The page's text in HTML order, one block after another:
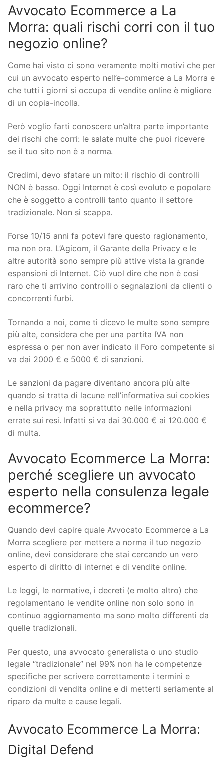
Avvocato Ecommerce a La
Morra: quali rischi corri con il tuo
negozio online?
Come hai visto ci sono veramente molti motivi che per
cui un avvocato esperto nell’e-commerce a La Morra e
che tutti i giorni si occupa di vendite online è migliore
di un copia-incolla.
Però voglio farti conoscere un’altra parte importante
dei rischi che corri: le salate multe che puoi ricevere
se il tuo sito non è a norma.
Credimi, devo sfatare un mito: il rischio di controlli
NON è basso. Oggi Internet è così evoluto e popolare
che è soggetto a controlli tanto quanto il settore
tradizionale. Non si scappa.
Forse 10/15 anni fa potevi fare questo ragionamento,
ma non ora. L’Agicom, il Garante della Privacy e le
altre autorità sono sempre più attive vista la grande
espansioni di Internet. Ciò vuol dire che non è così
raro che ti arrivino controlli o segnalazioni da clienti o
concorrenti furbi.
Tornando a noi, come ti dicevo le multe sono sempre
più alte, considera che per una partita IVA non
espressa o per non aver indicato il Foro competente si
va dai 2000 € e 5000 € di sanzioni.
Le sanzioni da pagare diventano ancora più alte
quando si tratta di lacune nell’informativa sui cookies
e nella privacy ma soprattutto nelle informazioni
errate sui resi. Infatti si va dai 30.000 € ai 120.000 €
di multa.
Avvocato Ecommerce La Morra:
perché scegliere un avvocato
esperto nella consulenza legale
ecommerce?
Quando devi capire quale Avvocato Ecommerce a La
Morra scegliere per mettere a norma il tuo negozio
online, devi considerare che stai cercando un vero
esperto di diritto di internet e di vendite online.
Le leggi, le normative, i decreti (e molto altro) che
regolamentano le vendite online non solo sono in
continuo aggiornamento ma sono molto differenti da
quelle tradizionali.
Per questo, una avvocato generalista o uno studio
legale “tradizionale” nel 99% non ha le competenze
specifiche per scrivere correttamente i termini e
condizioni di vendita online e di metterti seriamente al
riparo da multe e cause legali.
Avvocato Ecommerce La Morra:
Digital Defend